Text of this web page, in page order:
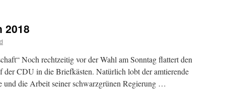
2018
Noch rechtzeitig vor der Wahl am Sonntag flattert den
der CDU in die Briefkästen. Natürlich lobt der amtierende
die Arbeit seiner schwarzgrünen Regierung …